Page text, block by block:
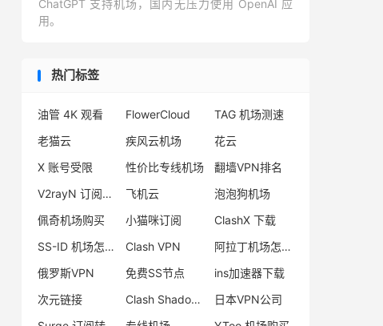
ChatGPT 支持机场，国内无压力使用 OpenAI 应
用。
热门标签
油管 4K 观看 FlowerCloud
TAG 机场测速
老猫云
疾风云机场
花云
X 账号受限
性价比专线机场
翻墙VPN排名
V2rayN 订阅转 sing-box
飞机云
泡泡狗机场
佩奇机场购买
小猫咪订阅
ClashX 下载
SS-ID 机场怎么样
Clash VPN
阿拉丁机场怎么样
俄罗斯VPN
免费SS节点
ins加速器下载
次元链接
Clash Shadowsocks 订阅
日本VPN公司